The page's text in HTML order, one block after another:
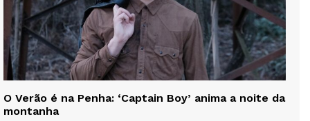
O Verão é na Penha: ‘Captain Boy’ anima a noite da
montanha